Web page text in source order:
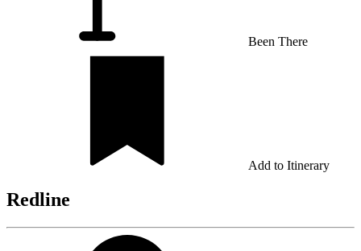
Been There
Add to Itinerary
Redline